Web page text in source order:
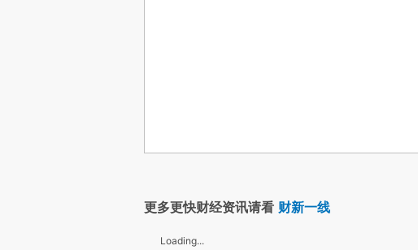
更多更快财经资讯请看 财新一线
Loading...